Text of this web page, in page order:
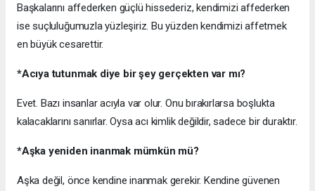
Başkalarını affederken güçlü hissederiz, kendimizi affederken
ise suçluluğumuzla yüzleşiriz. Bu yüzden kendimizi affetmek
en büyük cesarettir.
*Acıya tutunmak diye bir şey gerçekten var mı?
Evet. Bazı insanlar acıyla var olur. Onu bırakırlarsa boşlukta
kalacaklarını sanırlar. Oysa acı kimlik değildir, sadece bir duraktır.
*Aşka yeniden inanmak mümkün mü?
Aşka değil, önce kendine inanmak gerekir. Kendine güvenen